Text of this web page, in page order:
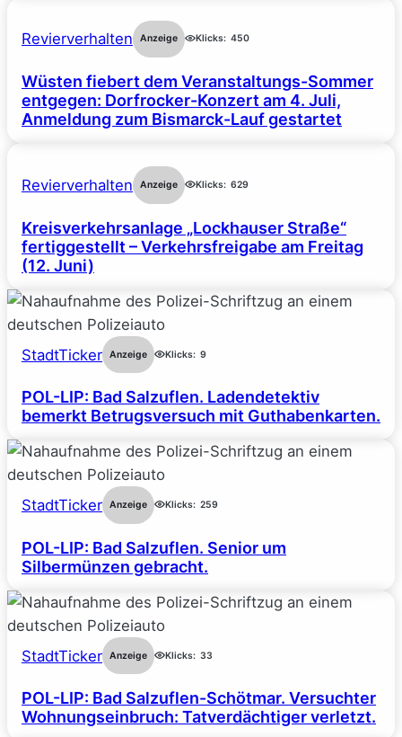
Revierverhalten Anzeige Klicks: 450
Wüsten fiebert dem Veranstaltungs-Sommer
entgegen: Dorfrocker-Konzert am 4. Juli,
Anmeldung zum Bismarck-Lauf gestartet
Revierverhalten Anzeige Klicks: 629
Kreisverkehrsanlage „Lockhauser Straße“
fertiggestellt – Verkehrsfreigabe am Freitag
(12. Juni)
StadtTicker Anzeige Klicks: 9
POL-LIP: Bad Salzuflen. Ladendetektiv
bemerkt Betrugsversuch mit Guthabenkarten.
StadtTicker Anzeige Klicks: 259
POL-LIP: Bad Salzuflen. Senior um
Silbermünzen gebracht.
StadtTicker Anzeige Klicks: 33
POL-LIP: Bad Salzuflen-Schötmar. Versuchter
Wohnungseinbruch: Tatverdächtiger verletzt.